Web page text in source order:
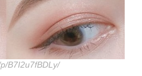
B7I2u7fBDLy/